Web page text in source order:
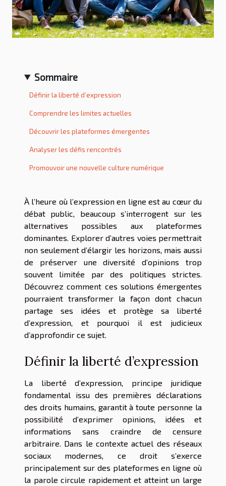
Sommaire
Définir la liberté d’expression
Comprendre les limites actuelles
Découvrir les plateformes émergentes
Analyser les défis rencontrés
Promouvoir une nouvelle culture numérique
À l’heure où l’expression en ligne est au cœur du
débat public, beaucoup s’interrogent sur les
alternatives possibles aux plateformes
dominantes. Explorer d’autres voies permettrait
non seulement d’élargir les horizons, mais aussi
de préserver une diversité d’opinions trop
souvent limitée par des politiques strictes.
Découvrez comment ces solutions émergentes
pourraient transformer la façon dont chacun
partage ses idées et protège sa liberté
d’expression, et pourquoi il est judicieux
d’approfondir ce sujet.
Définir la liberté d’expression
La liberté d’expression, principe juridique
fondamental issu des premières déclarations
des droits humains, garantit à toute personne la
possibilité d’exprimer opinions, idées et
informations sans craindre de censure
arbitraire. Dans le contexte actuel des réseaux
sociaux modernes, ce droit s’exerce
principalement sur des plateformes en ligne où
la parole circule rapidement et atteint un large